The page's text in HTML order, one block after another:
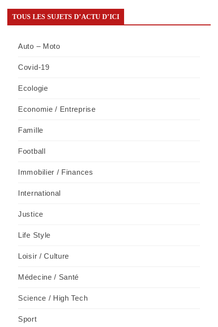
les
articles
TOUS LES SUJETS D’ACTU D’ICI
Auto – Moto
Covid-19
Ecologie
Economie / Entreprise
Famille
Football
Immobilier / Finances
International
Justice
Life Style
Loisir / Culture
Médecine / Santé
Science / High Tech
Sport